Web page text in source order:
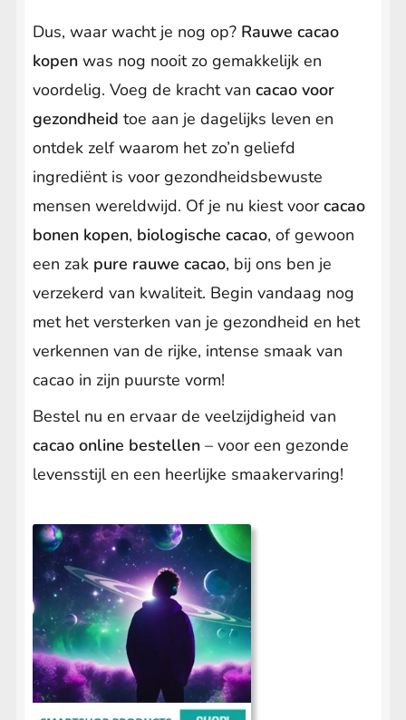
Dus, waar wacht je nog op? Rauwe cacao
kopen was nog nooit zo gemakkelijk en
voordelig. Voeg de kracht van cacao voor
gezondheid toe aan je dagelijks leven en
ontdek zelf waarom het zo’n geliefd
ingrediënt is voor gezondheidsbewuste
mensen wereldwijd. Of je nu kiest voorcacao
bonen kopen, biologische cacao, of gewoon
een zak pure rauwe cacao, bij ons ben je
verzekerd van kwaliteit. Begin vandaag nog
met het versterken van je gezondheid en het
verkennen van de rijke, intense smaak van
cacao in zijn puurste vorm!
Bestel nu en ervaar de veelzijdigheid van
cacao online bestellen – voor een gezonde
levensstijl en een heerlijke smaakervaring!